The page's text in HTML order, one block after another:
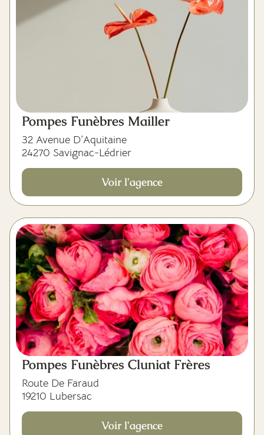
Pompes Funèbres Mailler
32 Avenue D’Aquitaine
24270 Savignac-Lédrier
Voir l'agence
Pompes Funèbres Cluniat Frères
Route De Faraud
19210 Lubersac
Voir l'agence